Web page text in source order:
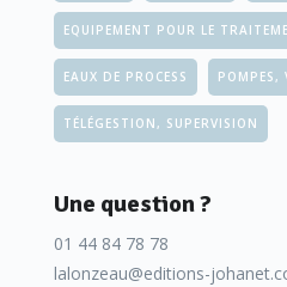
EQUIPEMENT POUR LE
EAUX DE PROCESS POMPES,
TÉLÉGESTION, SUPERVISION
Une question ?
01 44 84 78 78
lalonzeau@editions-